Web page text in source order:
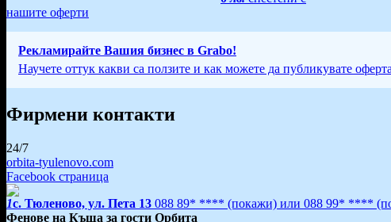
нашите оферти
Рекламирайте Вашия бизнес в Grabo!
Научете оттук какви са ползите и как можете да публикувате
Фирмени контакти
24/7
orbita-tyulenovo.com
Facebook страница
1с. Тюленово, ул. Пета 13 088 89* **** (покажи) или 088 99* ****
Фенове на Къща за гости Орбита